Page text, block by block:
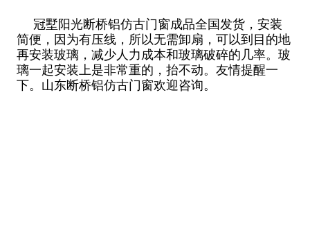
冠墅阳光断桥铝仿古门窗成品全国发货，安装
简便，因为有压线，所以无需卸扇，可以到目的地
再安装玻璃，减少人力成本和玻璃破碎的几率。玻
璃一起安装上是非常重的，抬不动。友情提醒一
下。山东断桥铝仿古门窗欢迎咨询。